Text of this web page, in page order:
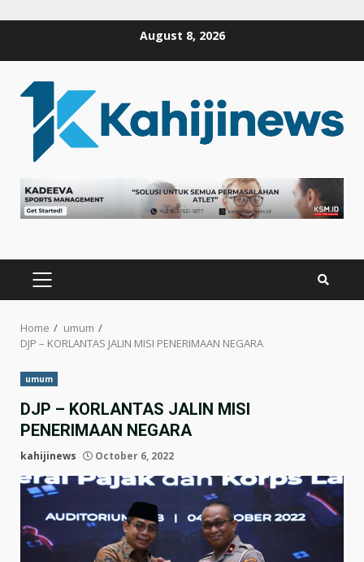
August 8, 2026
PRIMARY
MENU
Home
umum
DJP – KORLANTAS JALIN MISI PENERIMAAN NEGARA
umum
DJP – KORLANTAS JALIN MISI
PENERIMAAN NEGARA
kahijinews October 6, 2022